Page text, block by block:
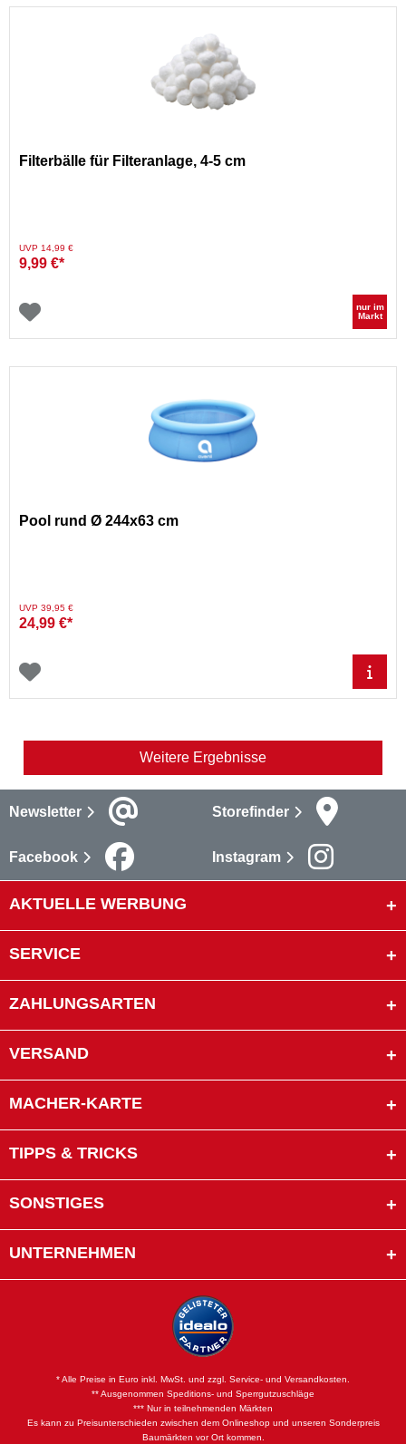
Filterbälle für Filteranlage, 4-5 cm
Preis reduziert von
UVP 14,99 €auf
9,99 €*
nur im
Markt
Pool rund Ø 244x63 cm
Preis reduziert von
UVP 39,95 €auf
24,99 €*
Weitere Ergebnisse
Newsletter Storefinder
Facebook Instagram
AKTUELLE WERBUNG
SERVICE
ZAHLUNGSARTEN
VERSAND
MACHER-KARTE
TIPPS & TRICKS
SONSTIGES
UNTERNEHMEN
* Alle Preise in Euro inkl. MwSt. und zzgl. Service- und Versandkosten.
** Ausgenommen Speditions- und Sperrgutzuschläge
*** Nur in teilnehmenden Märkten
Es kann zu Preisunterschieden zwischen dem Onlineshop und unseren Sonderpreis
Baumärkten vor Ort kommen.